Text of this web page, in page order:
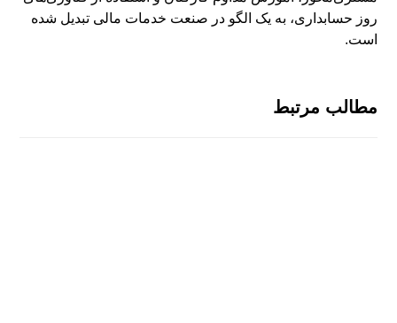
روز حسابداری، به یک الگو در صنعت خدمات مالی تبدیل شده
است.
مطالب مرتبط